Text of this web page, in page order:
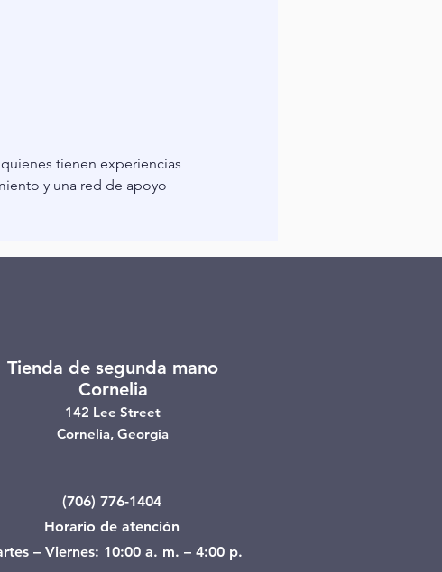
tienen experiencias
y una red de apoyo
Tienda de segunda mano
Cornelia
142 Lee Street
Cornelia, Georgia
(706) 776-1404
Horario de atención
– Viernes: 10:00 a. m. – 4:00 p.